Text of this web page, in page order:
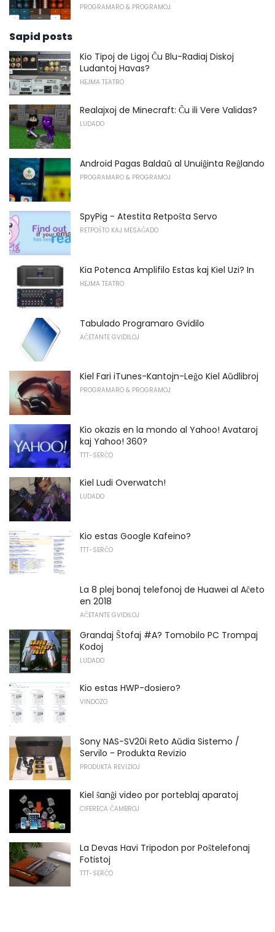
PROGRAMARO & PROGRAMOJ
Sapid posts
Kio Tipoj de Ligoj Ĉu Blu-Radiaj Diskoj
Ludantoj Havas?
HEJMA TEATRO
Realajxoj de Minecraft: Ĉu ili Vere Validas?
LUDADO
Android Pagas Baldaŭ al Unuiĝinta Reĝlando
PROGRAMARO & PROGRAMOJ
SpyPig - Atestita Retpoŝta Servo
RETPOŜTO KAJ MESAĜADO
Kia Potenca Amplifilo Estas kaj Kiel Uzi? In
HEJMA TEATRO
Tabulado Programaro Gvidilo
AĈETANTE GVIDILOJ
Kiel Fari iTunes-Kantojn-Leĝo Kiel Aŭdlibroj
PROGRAMARO & PROGRAMOJ
Kio okazis en la mondo al Yahoo! Avataroj
kaj Yahoo! 360?
TTT-SERĈO
Kiel Ludi Overwatch!
LUDADO
Kio estas Google Kafeino?
TTT-SERĈO
La 8 plej bonaj telefonoj de Huawei al Aĉeto
en 2018
AĈETANTE GVIDILOJ
Grandaj Ŝtofaj #A? Tomobilo PC Trompaj
Kodoj
LUDADO
Kio estas HWP-dosiero?
VINDOZO
Sony NAS-SV20i Reto Aŭdia Sistemo /
Servilo - Produkta Revizio
PRODUKTA REVIZIOJ
Kiel ŝanĝi video por porteblaj aparatoj
CIFERECA ĈAMBROJ
La Devas Havi Tripodon por Poŝtelefonaj
Fotistoj
TTT-SERĈO